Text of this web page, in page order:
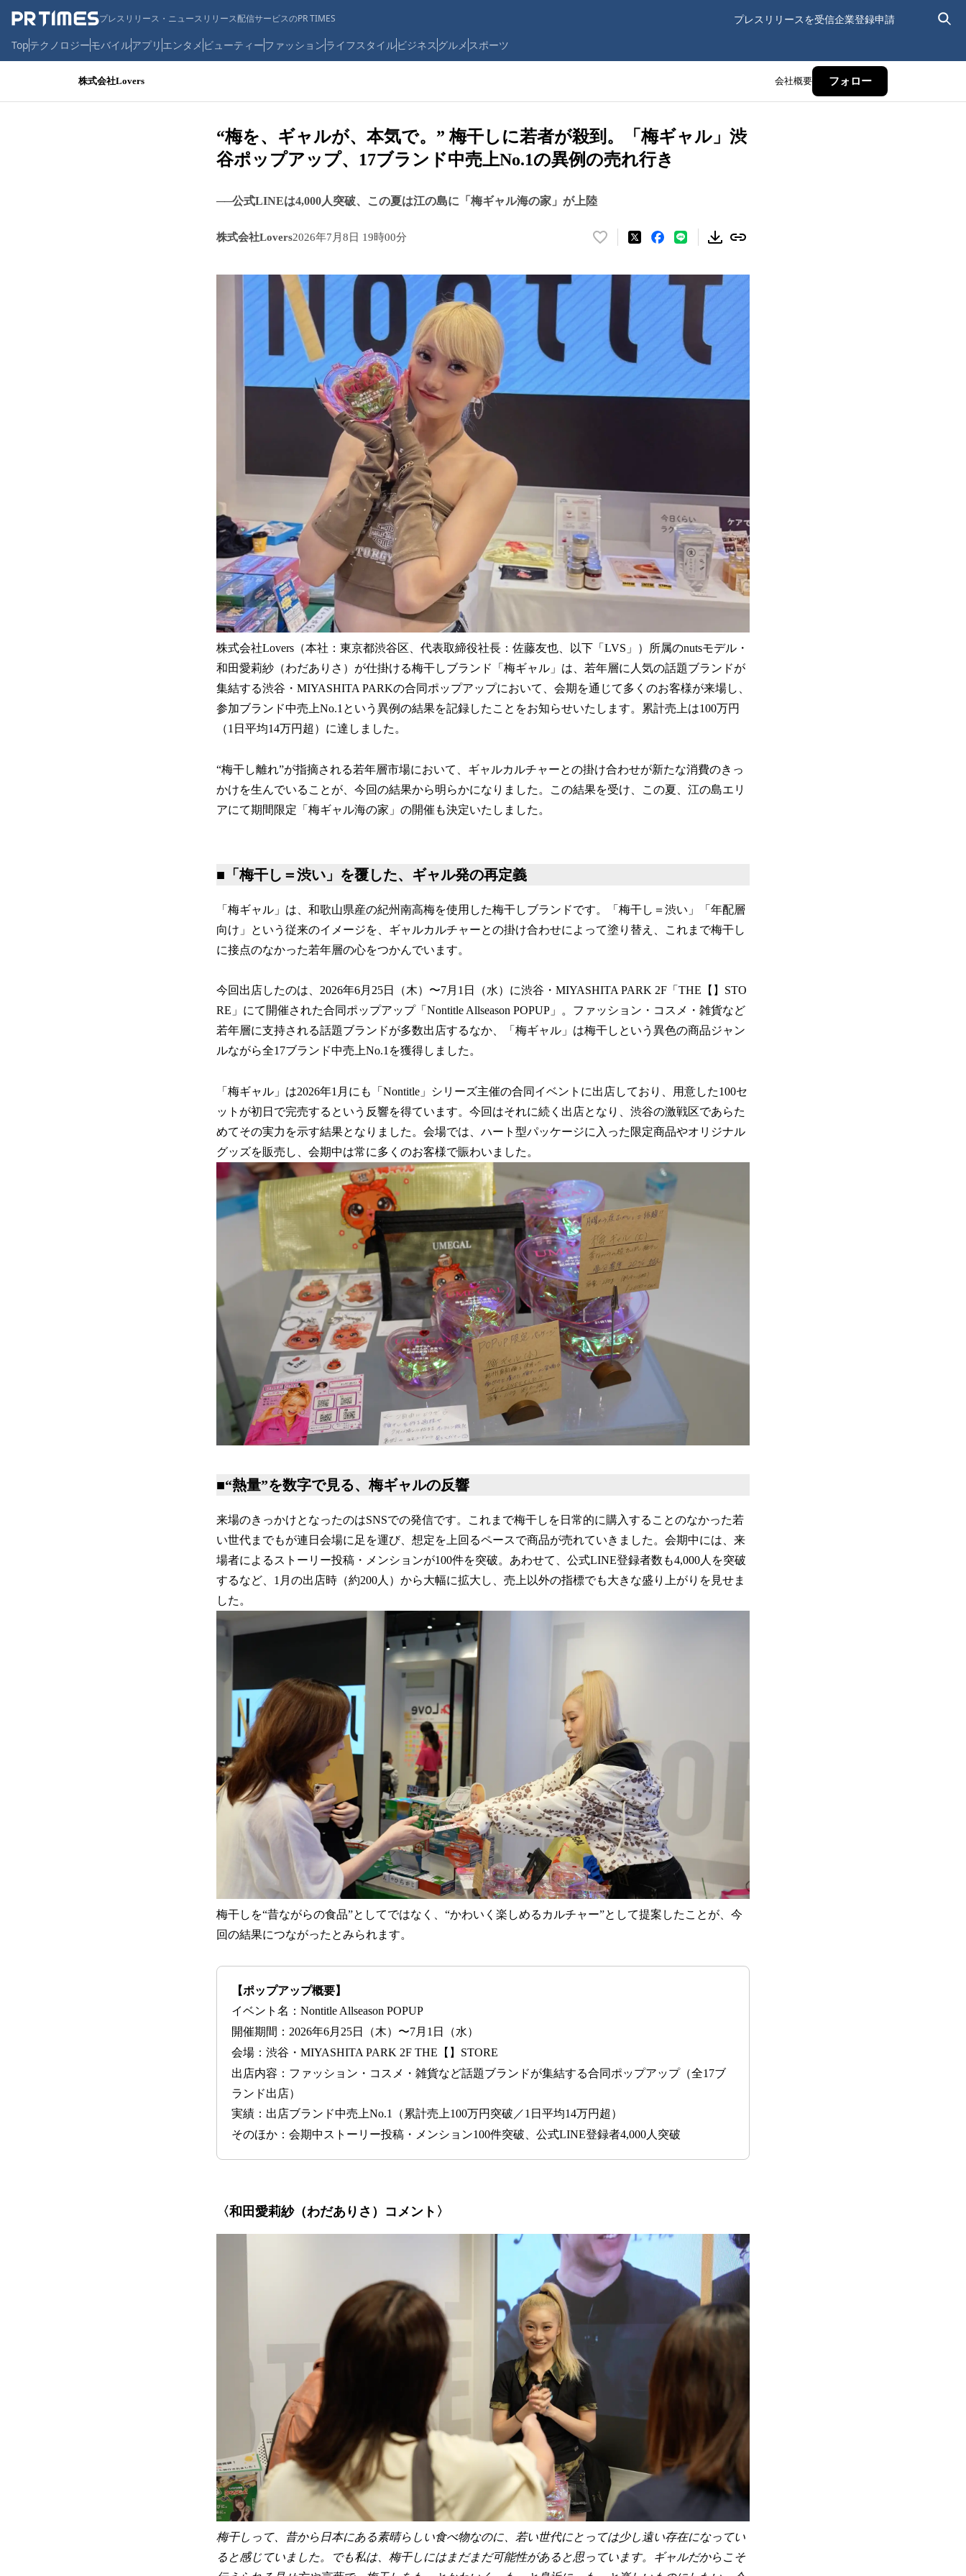
プレスリリース・ニュースリリース配信サービスのPR TIMES プレスリリースを受信企業登録申請
Topテクノロジーモバイルアプリ エンタメ ビューティーファッションライフスタイルビジネス グルメ スポーツ
株式会社Lovers 会社概要 フォロー
“梅を、ギャルが、本気で。” 梅干しに若者が殺到。「梅ギャル」渋
谷ポップアップ、17ブランド中売上No.1の異例の売れ行き
──公式LINEは4,000人突破、この夏は江の島に「梅ギャル海の家」が上陸
株式会社Lovers2026年7月8日 19時00分
い
ね
！
数
を
み
中
株式会社Lovers（本社：東京都渋谷区、代表取締役社長：佐藤友也、以下「LVS」）所属のnutsモデル・
和田愛莉紗（わだありさ）が仕掛ける梅干しブランド「梅ギャル」は、若年層に人気の話題ブランドが
集結する渋谷・MIYASHITA PARKの合同ポップアップにおいて、会期を通じて多くのお客様が来場し、
参加ブランド中売上No.1という異例の結果を記録したことをお知らせいたします。累計売上は100万円
（1日平均14万円超）に達しました。
“梅干し離れ”が指摘される若年層市場において、ギャルカルチャーとの掛け合わせが新たな消費のきっ
かけを生んでいることが、今回の結果から明らかになりました。この結果を受け、この夏、江の島エリ
アにて期間限定「梅ギャル海の家」の開催も決定いたしました。
■「梅干し＝渋い」を覆した、ギャル発の再定義
「梅ギャル」は、和歌山県産の紀州南高梅を使用した梅干しブランドです。「梅干し＝渋い」「年配層
向け」という従来のイメージを、ギャルカルチャーとの掛け合わせによって塗り替え、これまで梅干し
に接点のなかった若年層の心をつかんでいます。
今回出店したのは、2026年6月25日（木）〜7月1日（水）に渋谷・MIYASHITA PARK 2F「THE【】STO
RE」にて開催された合同ポップアップ「Nontitle Allseason POPUP」。ファッション・コスメ・雑貨など
若年層に支持される話題ブランドが多数出店するなか、「梅ギャル」は梅干しという異色の商品ジャン
ルながら全17ブランド中売上No.1を獲得しました。
「梅ギャル」は2026年1月にも「Nontitle」シリーズ主催の合同イベントに出店しており、用意した100セ
ットが初日で完売するという反響を得ています。今回はそれに続く出店となり、渋谷の激戦区であらた
めてその実力を示す結果となりました。会場では、ハート型パッケージに入った限定商品やオリジナル
グッズを販売し、会期中は常に多くのお客様で賑わいました。
■“熱量”を数字で見る、梅ギャルの反響
来場のきっかけとなったのはSNSでの発信です。これまで梅干しを日常的に購入することのなかった若
い世代までもが連日会場に足を運び、想定を上回るペースで商品が売れていきました。会期中には、来
場者によるストーリー投稿・メンションが100件を突破。あわせて、公式LINE登録者数も4,000人を突破
するなど、1月の出店時（約200人）から大幅に拡大し、売上以外の指標でも大きな盛り上がりを見せま
した。
梅干しを“昔ながらの食品”としてではなく、“かわいく楽しめるカルチャー”として提案したことが、今
回の結果につながったとみられます。
【ポップアップ概要】
イベント名：Nontitle Allseason POPUP
開催期間：2026年6月25日（木）〜7月1日（水）
会場：渋谷・MIYASHITA PARK 2F THE【】STORE
出店内容：ファッション・コスメ・雑貨など話題ブランドが集結する合同ポップアップ（全17ブ
ランド出店）
実績：出店ブランド中売上No.1（累計売上100万円突破／1日平均14万円超）
そのほか：会期中ストーリー投稿・メンション100件突破、公式LINE登録者4,000人突破
〈和田愛莉紗（わだありさ）コメント〉
梅干しって、昔から日本にある素晴らしい食べ物なのに、若い世代にとっては少し遠い存在になってい
ると感じていました。でも私は、梅干しにはまだまだ可能性があると思っています。ギャルだからこそ